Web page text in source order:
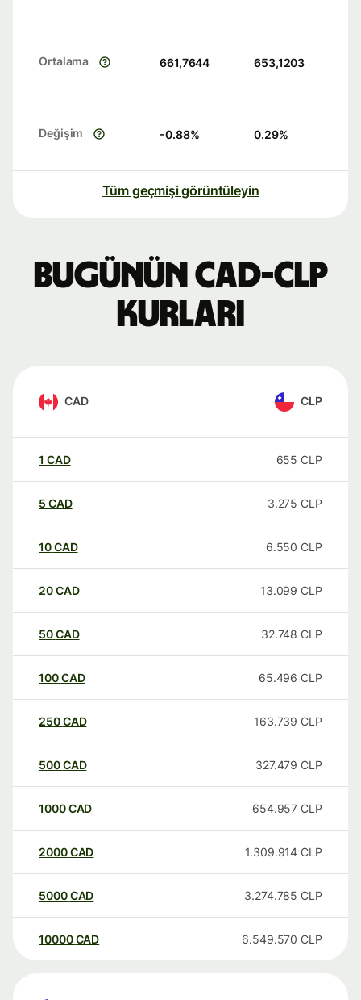
Ortalama 661,7644 653,1203
Değişim -0.88% 0.29%
Tüm geçmişi görüntüleyin
Bugünün CAD-CLP
kurları
CAD CLP
1 CAD 655 CLP
5 CAD 3.275 CLP
10CAD 6.550 CLP
20CAD 13.099 CLP
50CAD 32.748 CLP
100CAD 65.496 CLP
250CAD 163.739 CLP
500CAD 327.479 CLP
1000CAD 654.957 CLP
2000CAD 1.309.914 CLP
5000CAD 3.274.785 CLP
10000 CAD 6.549.570 CLP